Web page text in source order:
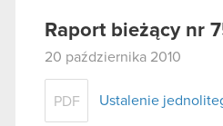
Raport bieżący nr
20 października 2010
PDF Ustalenie